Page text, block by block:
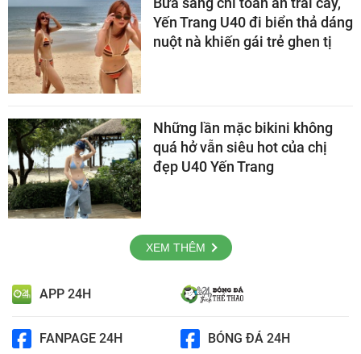
Yến Trang U40 đi biển thả dáng
nuột nà khiến gái trẻ ghen tị
Những lần mặc bikini không
quá hở vẫn siêu hot của chị
đẹp U40 Yến Trang
XEM THÊM
APP 24H
FANPAGE 24H BÓNG ĐÁ 24H